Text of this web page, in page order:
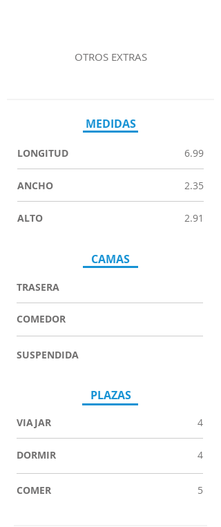
OTROS EXTRAS
MEDIDAS
LONGITUD 6.99
ANCHO 2.35
ALTO 2.91
CAMAS
TRASERA
COMEDOR
SUSPENDIDA
PLAZAS
VIAJAR 4
DORMIR 4
COMER 5